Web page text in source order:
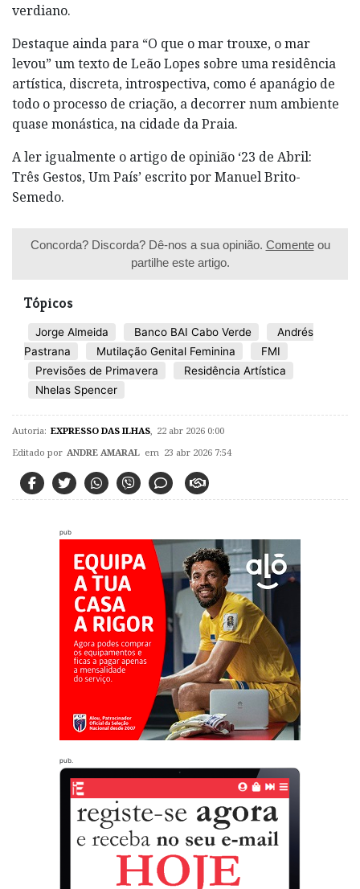
verdiano.
Destaque ainda para “O que o mar trouxe, o mar
levou” um texto de Leão Lopes sobre uma residência
artística, discreta, introspectiva, como é apanágio de
todo o processo de criação, a decorrer num ambiente
quase monástica, na cidade da Praia.
A ler igualmente o artigo de opinião ‘23 de Abril:
Três Gestos, Um País’ escrito por Manuel Brito-
Semedo.
Concorda? Discorda? Dê-nos a sua opinião. Comenteou
partilhe este artigo.
Tópicos
Jorge Almeida Banco BAI Cabo Verde
Andrés
Pastrana
Mutilação Genital Feminina
FMI
Previsões de Primavera
Residência Artística
Nhelas Spencer
Autoria: EXPRESSO DAS ILHAS 22 abr 2026 0:00
Editado por ANDRE AMARAL em 23 abr 2026 7:54
pub
pub.